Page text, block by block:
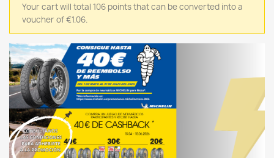
Your cart will total 106 points that can be converted into a
voucher of €1.06.